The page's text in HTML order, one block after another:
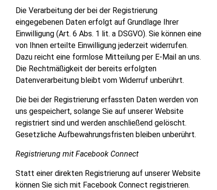
Die Verarbeitung der bei der Registrierung
eingegebenen Daten erfolgt auf Grundlage Ihrer
Einwilligung (Art. 6 Abs. 1 lit. a DSGVO). Sie können eine
von Ihnen erteilte Einwilligung jederzeit widerrufen.
Dazu reicht eine formlose Mitteilung per E-Mail an uns.
Die Rechtmäßigkeit der bereits erfolgten
Datenverarbeitung bleibt vom Widerruf unberührt.
Die bei der Registrierung erfassten Daten werden von
uns gespeichert, solange Sie auf unserer Website
registriert sind und werden anschließend gelöscht.
Gesetzliche Aufbewahrungsfristen bleiben unberührt.
Registrierung mit Facebook Connect
Statt einer direkten Registrierung auf unserer Website
können Sie sich mit Facebook Connect registrieren.